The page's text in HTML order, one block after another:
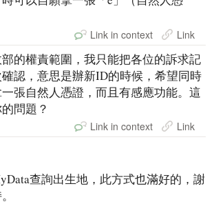
Link in context Link
的權責範圍，我只能把各位的訴求記
認，意思是辦新ID的時候，希望同時
張自然人憑證，而且有感應功能。這
問題？
Link in context Link
查詢出生地，此方式也滿好的，謝